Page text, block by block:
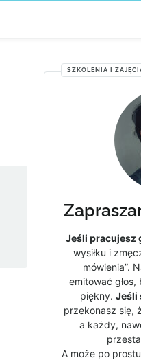
Jeśli pracujesz
wysiłku i
mówienia”.
emitować
piękny. Jeśli
przekonasz się,
a każdy,
A może po
SZKOLENIA I